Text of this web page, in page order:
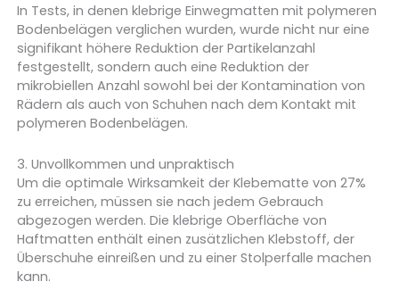
In Tests, in denen klebrige Einwegmatten mit polymeren
Bodenbelägen verglichen wurden, wurde nicht nur eine
signifikant höhere Reduktion der Partikelanzahl
festgestellt, sondern auch eine Reduktion der
mikrobiellen Anzahl sowohl bei der Kontamination von
Rädern als auch von Schuhen nach dem Kontakt mit
polymeren Bodenbelägen.
3. Unvollkommen und unpraktisch
Um die optimale Wirksamkeit der Klebematte von 27%
zu erreichen, müssen sie nach jedem Gebrauch
abgezogen werden. Die klebrige Oberfläche von
Haftmatten enthält einen zusätzlichen Klebstoff, der
Überschuhe einreißen und zu einer Stolperfalle machen
kann.